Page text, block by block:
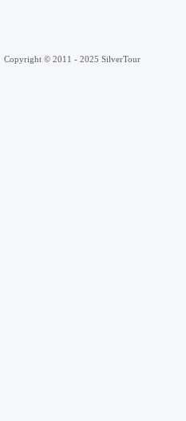
Copyright © 2011 - 2025 SilverTour